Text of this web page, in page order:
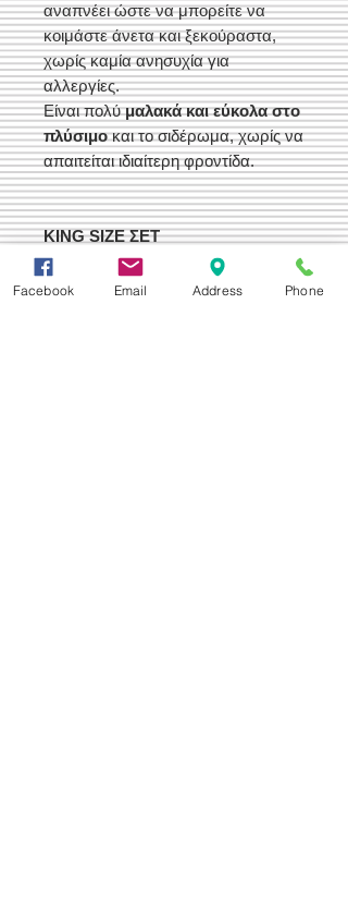
αναπνέει ώστε να μπορείτε να
κοιμάστε άνετα και ξεκούραστα,
χωρίς καμία ανησυχία για
αλλεργίες.
Είναι πολύμαλακά και εύκολα στο
πλύσιμοκαι το σιδέρωμα, χωρίς να
απαιτείται ιδιαίτερη φροντίδα.
KING SIZE ΣΕΤ
2 Σεντόνια 240 Χ 260 &
2 Μαξιλαροθήκες 52 Χ 72
Facebook Email Address Phone